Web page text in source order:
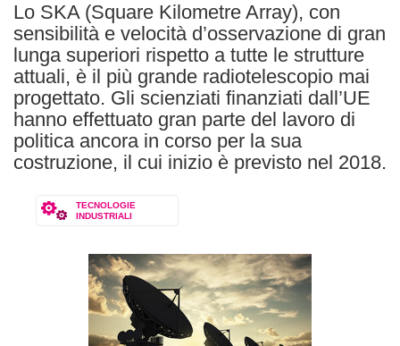
languages:
Lo SKA (Square Kilometre Array), con
sensibilità e velocità d’osservazione di gran
lunga superiori rispetto a tutte le strutture
attuali, è il più grande radiotelescopio mai
progettato. Gli scienziati finanziati dall’UE
hanno effettuato gran parte del lavoro di
politica ancora in corso per la sua
costruzione, il cui inizio è previsto nel 2018.
TECNOLOGIE
INDUSTRIALI